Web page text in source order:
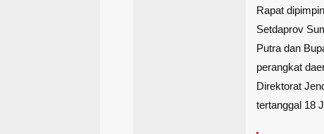
Rapat
Setdaprov
Putra dan
perangkat
Direktorat
tertanggal 18